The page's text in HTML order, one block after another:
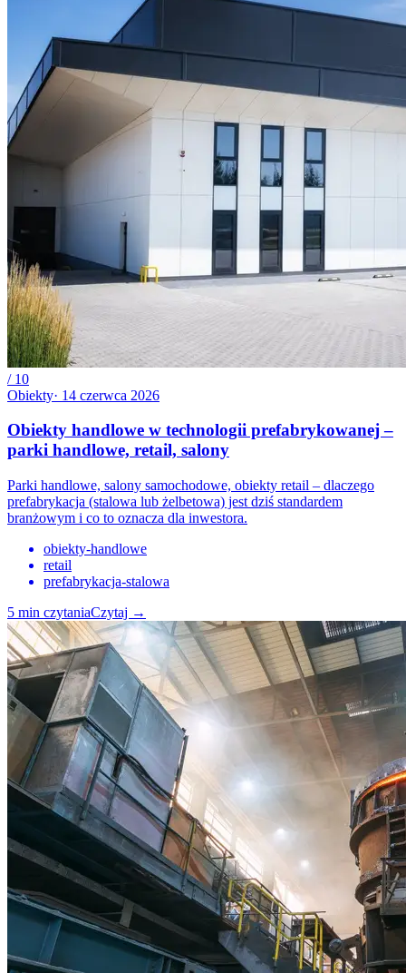
/ 10
Obiekty· 14 czerwca 2026
Obiekty handlowe w technologii prefabrykowanej –
parki handlowe, retail, salony
Parki handlowe, salony samochodowe, obiekty retail – dlaczego
prefabrykacja (stalowa lub żelbetowa) jest dziś standardem
branżowym i co to oznacza dla inwestora.
obiekty-handlowe
retail
prefabrykacja-stalowa
5 min czytaniaCzytaj →